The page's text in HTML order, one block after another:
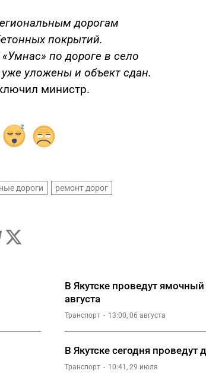
дорогам
покрытий.
по дороге в село
уложены и объект сдан.
министр.
дороги
ремонт дорог
В Якутске проведут
августа
Транспорт 13:00, 06 августа
В Якутске сегодня
Транспорт 10:41, 29 июля